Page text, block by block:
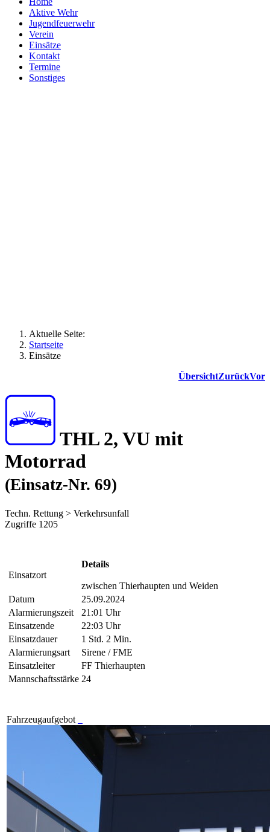
Aktive Wehr
Jugendfeuerwehr
Verein
Einsätze
Kontakt
Termine
Sonstiges
Aktuelle Seite:
Startseite
Einsätze
ÜbersichtZurückVor
THL 2, VU mit
Motorrad
(Einsatz-Nr. 69)
Techn. Rettung > Verkehrsunfall
Zugriffe 1205
Einsatzort
Details
zwischen Thierhaupten und Weiden
Datum
25.09.2024
Alarmierungszeit
21:01 Uhr
Einsatzende
22:03 Uhr
Einsatzdauer
1 Std. 2 Min.
Alarmierungsart
Sirene / FME
Einsatzleiter
FF Thierhaupten
Mannschaftsstärke 24
Fahrzeugaufgebot